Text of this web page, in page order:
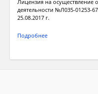
Лицензия на осуществление
деятельности №Л035-01253-
25.08.2017 г.
Подробнее